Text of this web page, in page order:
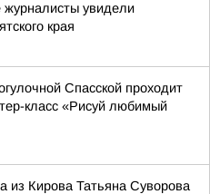
увидели
края
Спасской проходит
класс «Рисуй любимый
из Кирова Татьяна Суворова